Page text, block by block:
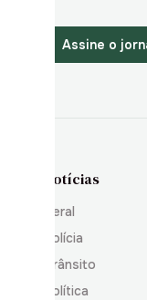
Assine o
Notícias
Geral
Polícia
Trânsito
Política